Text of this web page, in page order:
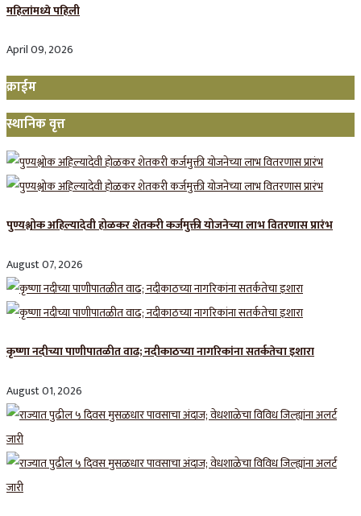
महिलांमध्ये पहिली
April 09, 2026
क्राईम
स्थानिक वृत्त
पुण्यश्लोक अहिल्यादेवी होळकर शेतकरी कर्जमुक्ती योजनेच्या लाभ वितरणास प्रारंभ
August 07, 2026
कृष्णा नदीच्या पाणीपातळीत वाढ; नदीकाठच्या नागरिकांना सतर्कतेचा इशारा
August 01, 2026